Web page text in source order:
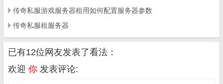
传奇私服游戏服务器租用如何配置服务器参数
传奇私服租服务器
已有12位网友发表了看法：
欢迎 你 发表评论: